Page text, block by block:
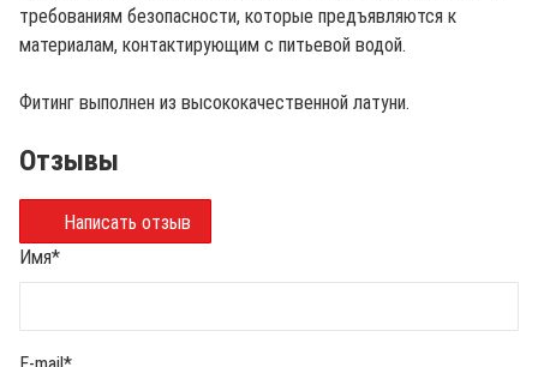
требованиям безопасности, которые предъявляются к
материалам, контактирующим с питьевой водой.
Фитинг выполнен из высококачественной латуни.
Отзывы
Написать отзыв
Имя*